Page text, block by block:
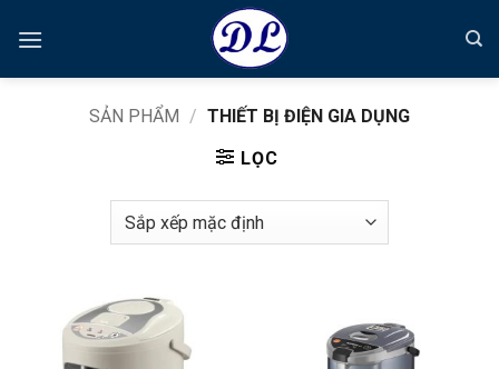
qua
SẢN PHẨM / THIẾT BỊ ĐIỆN GIA DỤNG
LỌC